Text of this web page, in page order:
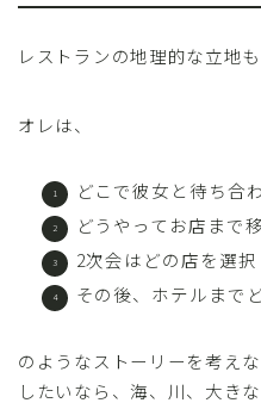
レストランの地理的な立地
オレは、
どこで彼女と待ち合わ
どうやってお店まで移
2次会はどの店を選択
その後、ホテルまで
のようなストーリーを考え
したいなら、海、川、大き